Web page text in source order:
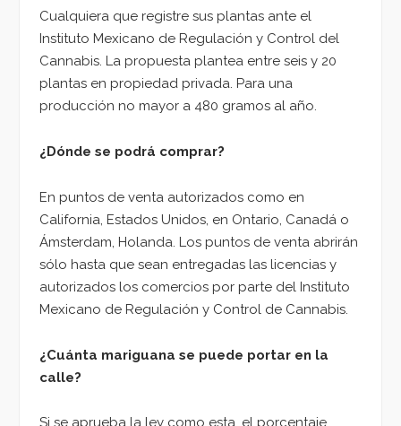
Cualquiera que registre sus plantas ante el
Instituto Mexicano de Regulación y Control del
Cannabis. La propuesta plantea entre seis y 20
plantas en propiedad privada. Para una
producción no mayor a 480 gramos al año.
¿Dónde se podrá comprar?
En puntos de venta autorizados como en
California, Estados Unidos, en Ontario, Canadá o
Ámsterdam, Holanda. Los puntos de venta abrirán
sólo hasta que sean entregadas las licencias y
autorizados los comercios por parte del Instituto
Mexicano de Regulación y Control de Cannabis.
¿Cuánta mariguana se puede portar en la
calle?
Si se aprueba la ley como esta, el porcentaje